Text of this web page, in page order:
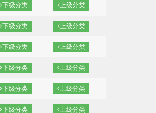
下级分类 上级分类
下级分类 上级分类
下级分类 上级分类
下级分类 上级分类
下级分类 上级分类
下级分类 上级分类